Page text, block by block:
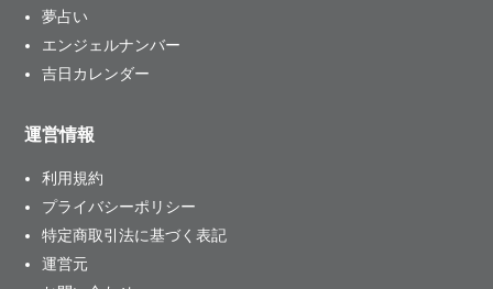
夢占い
エンジェルナンバー
吉日カレンダー
運営情報
利用規約
プライバシーポリシー
特定商取引法に基づく表記
運営元